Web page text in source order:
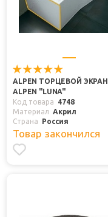
ALPEN ТОРЦЕВОЙ ЭКРАН
ALPEN "LUNA"
Код товара
4748
Материал
Акрил
Страна
Россия
Товар закончился